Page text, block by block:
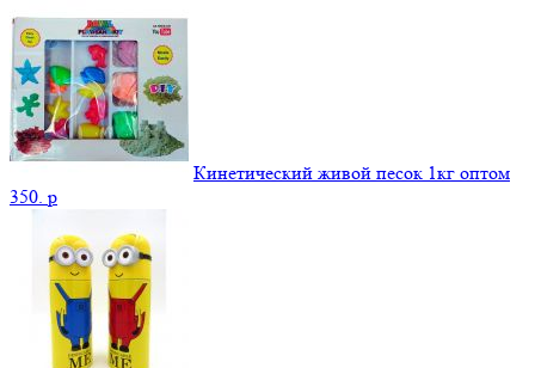
Кинетический живой песок 1кг оптом
350. p